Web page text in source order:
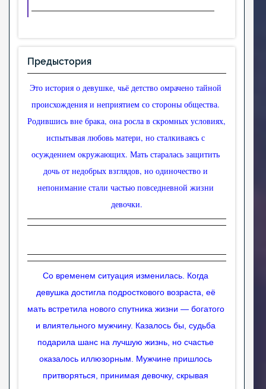
Предыстория
Это история о девушке, чьё детство омрачено тайной
происхождения и неприятием со стороны общества.
Родившись вне брака, она росла в скромных условиях,
испытывая любовь матери, но сталкиваясь с
осуждением окружающих. Мать старалась защитить
дочь от недобрых взглядов, но одиночество и
непонимание стали частью повседневной жизни
девочки.
Со временем ситуация изменилась. Когда
девушка достигла подросткового возраста, её
мать встретила нового спутника жизни — богатого
и влиятельного мужчину. Казалось бы, судьба
подарила шанс на лучшую жизнь, но счастье
оказалось иллюзорным. Мужчине пришлось
притворяться, принимая девочку, скрывая